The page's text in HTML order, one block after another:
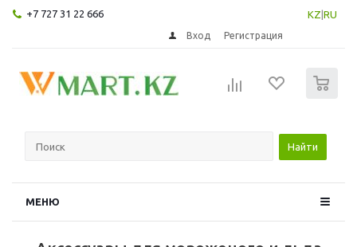
+7 727 31 22 666 KZ RU
Вход Регистрация
Найти
МЕНЮ